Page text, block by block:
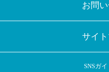
お問
サイ
SNSガ